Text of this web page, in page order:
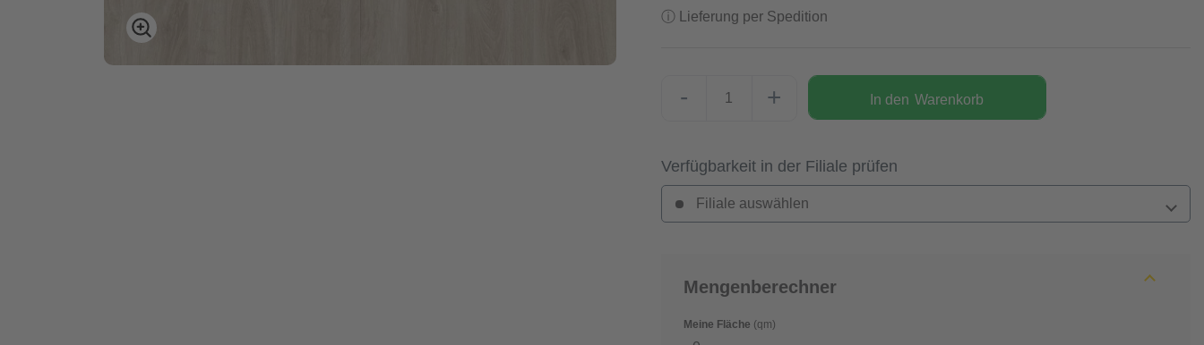
ⓘ Lieferung per Spedition
- + In den Warenkorb
Verfügbarkeit in der Filiale prüfen
Filiale auswählen
Mengenberechner
Meine Fläche (qm)